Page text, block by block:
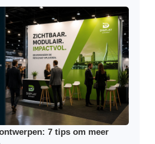
7 tips om meer